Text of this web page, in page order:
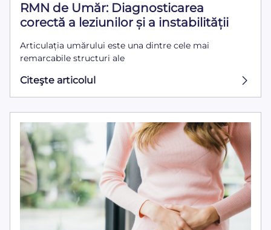
RMN de Umăr: Diagnosticarea
corectă a leziunilor și a instabilității
Articulația umărului este una dintre cele mai
remarcabile structuri ale
Citeşte articolul